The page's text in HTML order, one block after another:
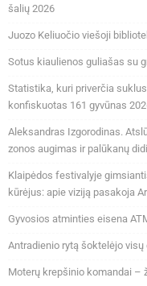
šalių 2026
Juozo Keliuočio viešoji
Sotus kiaulienos guliašas su
Statistika, kuri priverčia
konfiskuotas 161 gyvūnas
Aleksandras Izgorodinas.
zonos augimas ir palūkanų
Klaipėdos festivalyje
kūrėjus: apie viziją pasakoja
Gyvosios atminties eisena
Antradienio rytą šoktelėjo
Moterų krepšinio komandai –